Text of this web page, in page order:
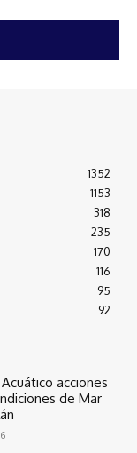
1352
1153
318
235
170
116
95
92
acciones
de Mar